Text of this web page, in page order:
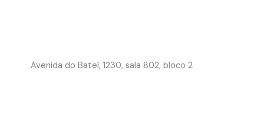
Avenida do Batel, 1230, sala 802, bloco 2